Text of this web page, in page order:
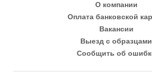
О компании
Оплата банковской
Вакансии
Выезд с образцами
Сообщить об